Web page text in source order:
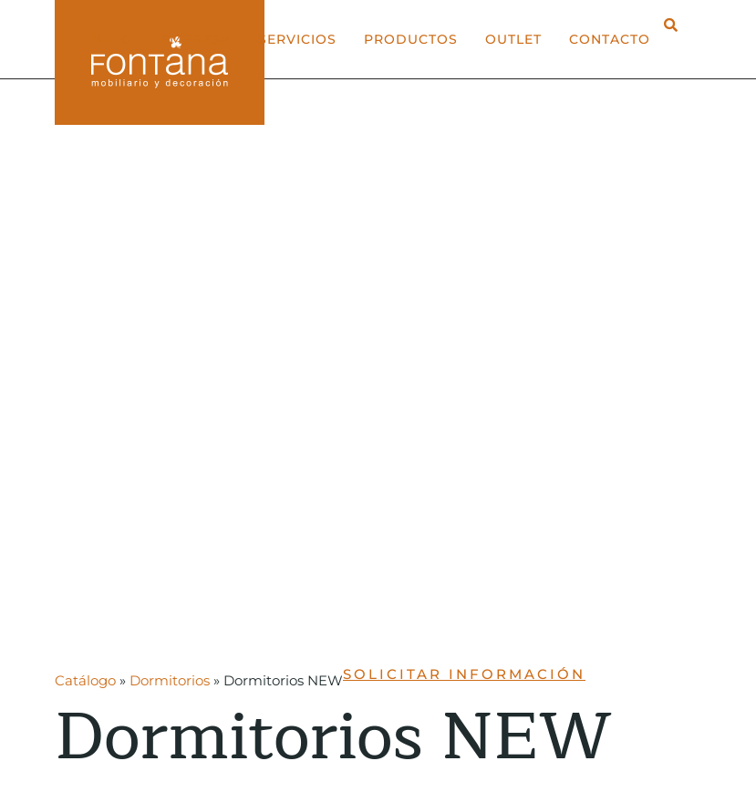
EMPRESA SERVICIOS PRODUCTOS OUTLET CONTACTO
Catálogo » Dormitorios » Dormitorios NEWSOLICITAR INFORMACIÓN
Dormitorios NEW